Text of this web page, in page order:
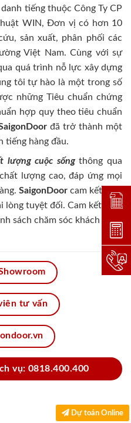
tiếng thuộc Công Ty CP
WIN, Đơn vị có hơn 10
sản xuất, phân phối các
Việt Nam. Cùng với sự
quá trình nỗ lực xây dựng
tôi tự hào là một trong số
những Tiêu chuẩn chứng
hợp quy theo tiêu chuẩn
đã trở thành một
tiếng hàng đầu.
lượng cuộc sốngthông qua
lượng cao, đáp ứng mọi
SaigonDoorcam kết đem
lòng tuyệt đối. Cam kết chất
sách chăm sóc khách hàng
tư vấn
vụ: 0818.400.400
Dự toán Online
Đặt
Dự